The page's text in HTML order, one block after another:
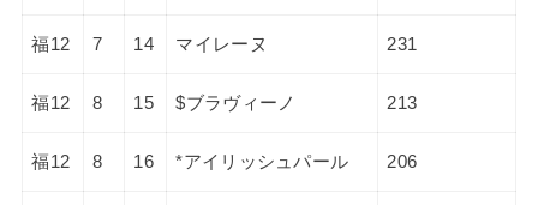
福12 7 14 マイレーヌ 231
福12 8 15 $ブラヴィーノ 213
福12 8 16 *アイリッシュパール 206